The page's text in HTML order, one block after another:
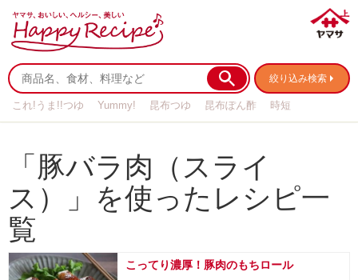
絞り込み検索
これ!うま!!つゆ Yummy! 昆布つゆ 昆布ぽん酢
時短
「豚バラ肉（スライ
ス）」を使ったレシピ一
覧
こってり濃厚！豚肉のもちロール